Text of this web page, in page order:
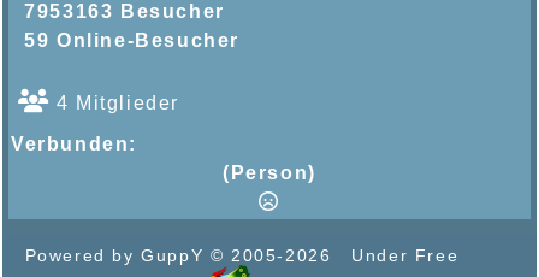
7953163 Besucher
59 Online-Besucher
4 Mitglieder
Verbunden:
(Person)
Powered by GuppY © 2005-2026 Under Free